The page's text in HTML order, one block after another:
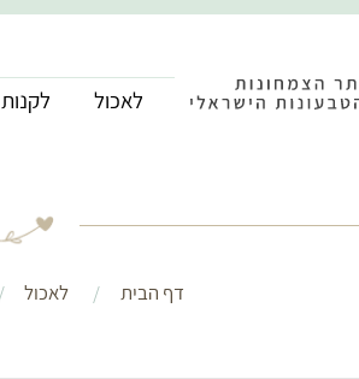
לאכול לקנות
דף הבית לאכול